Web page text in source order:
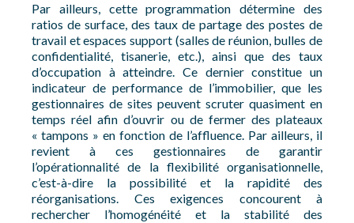
Par ailleurs, cette programmation détermine des
ratios de surface, des taux de partage des postes de
travail et espaces support (salles de réunion, bulles de
confidentialité, tisanerie, etc.), ainsi que des taux
d’occupation à atteindre. Ce dernier constitue un
indicateur de performance de l’immobilier, que les
gestionnaires de sites peuvent scruter quasiment en
temps réel afin d’ouvrir ou de fermer des plateaux
« tampons » en fonction de l’affluence. Par ailleurs, il
revient à ces gestionnaires de garantir
l’opérationnalité de la flexibilité organisationnelle,
c’est-à-dire la possibilité et la rapidité des
réorganisations. Ces exigences concourent à
rechercher l’homogénéité et la stabilité des